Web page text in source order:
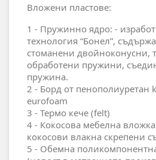
Вложени пластове:
1 - Пружинно ядро: -
технология “Бонел”,
стоманени двойноконусни,
обработени пружини,
пружина.
2 - Борд от пенополиуретан
eurofoam
3 - Термо кече (felt)
4 - Кокосова мебелна вложка
кокосови влакна скрепени
5 - Обемна